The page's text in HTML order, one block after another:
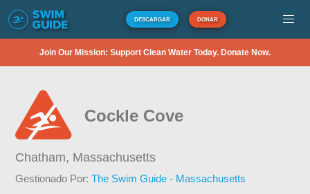
DESCARGAR DONAR
Join Our Mission: Support Clean Water Today. Donate Now.
Cockle Cove
Chatham, Massachusetts
Gestionado Por:The Swim Guide - Massachusetts